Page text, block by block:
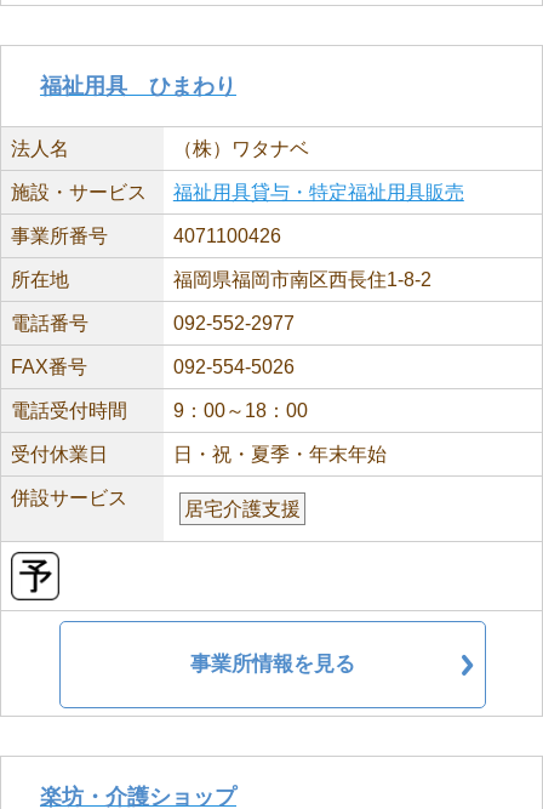
福祉用具 ひまわり
法人名 （株）ワタナベ
施設・サービス 福祉用具貸与・特定福祉用具販売
事業所番号 4071100426
所在地 福岡県福岡市南区西長住1-8-2
電話番号 092-552-2977
FAX番号 092-554-5026
電話受付時間 9：00～18：00
受付休業日 日・祝・夏季・年末年始
併設サービス
居宅介護支援
事業所情報を見る
楽坊・介護ショップ